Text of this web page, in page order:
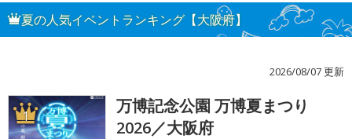
夏の人気イベントランキング【大阪府】
2026/08/07 更新
1
万博記念公園 万博夏まつり
2026／大阪府